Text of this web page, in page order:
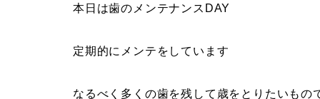
本日は歯のメンテナンスDAY
定期的にメンテをしています
なるべく多くの歯を残して歳をとりたいもの